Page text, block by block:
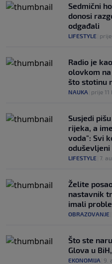
Sedmični
donosi
odgađali
LIFESTYLE prije
Radio je
olovkom
što stotinu
NAUKA prije 11
Susjedi
rijeka, a
voda": Svi
oduševljeni
LIFESTYLE 7.
Želite
nastavnik
imali
OBRAZOVANJE
Što ste
Glova u
EKONOMIJA 9.